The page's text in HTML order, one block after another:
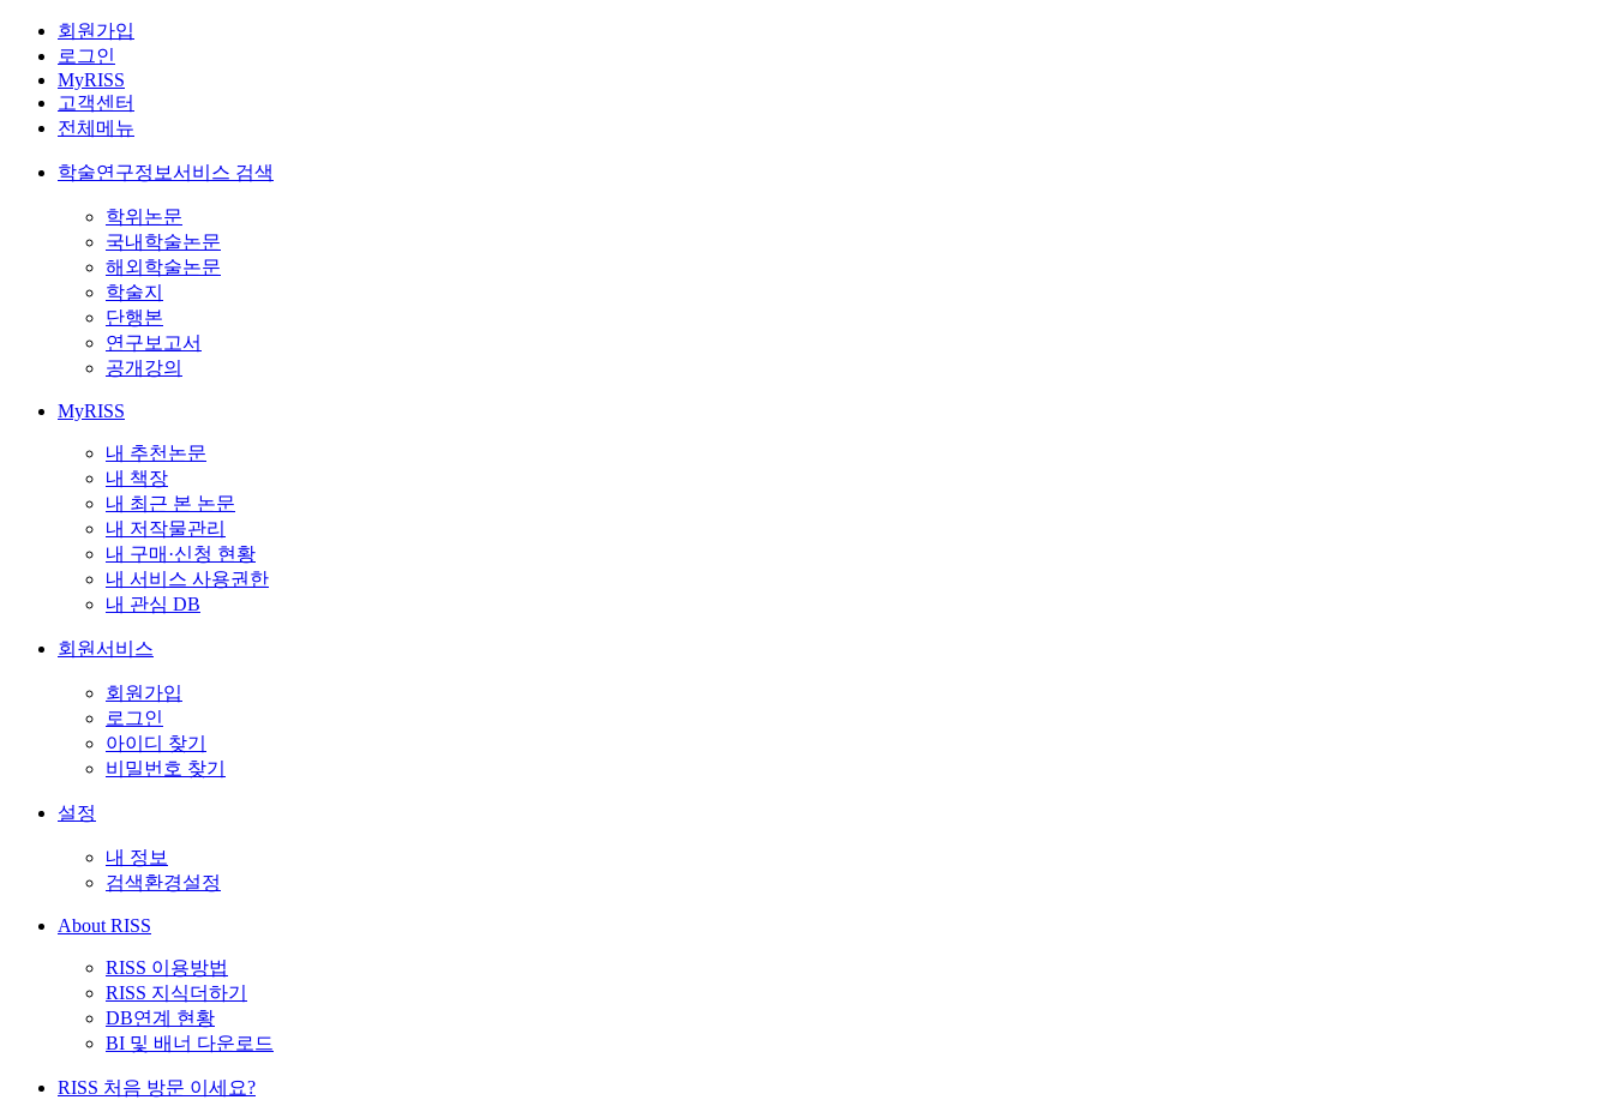
회원가입
로그인
MyRISS
고객센터
전체메뉴
학술연구정보서비스 검색
학위논문
국내학술논문
해외학술논문
학술지
단행본
연구보고서
공개강의
MyRISS
내 추천논문
내 책장
내 최근 본 논문
내 저작물관리
내 구매·신청 현황
내 서비스 사용권한
내 관심 DB
회원서비스
회원가입
로그인
아이디 찾기
비밀번호 찾기
설정
내 정보
검색환경설정
About RISS
RISS 이용방법
RISS 지식더하기
DB연계 현황
BI 및 배너 다운로드
RISS 처음 방문 이세요?